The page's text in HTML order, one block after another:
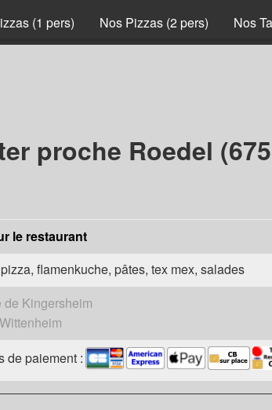
(1 pers) Nos Pizzas (2 pers) Nos
proche Roedel
le restaurant
flamenkuche, pâtes, tex mex, salades
de Kingersheim
de paiement :